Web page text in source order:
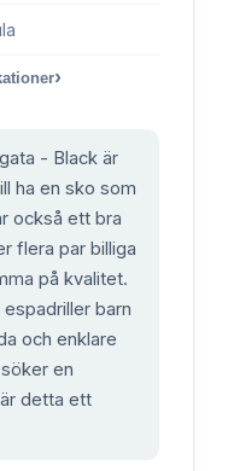
›
- Black är
ha en sko som
också ett bra
flera par billiga
på kvalitet.
barn
och enklare
en
detta ett